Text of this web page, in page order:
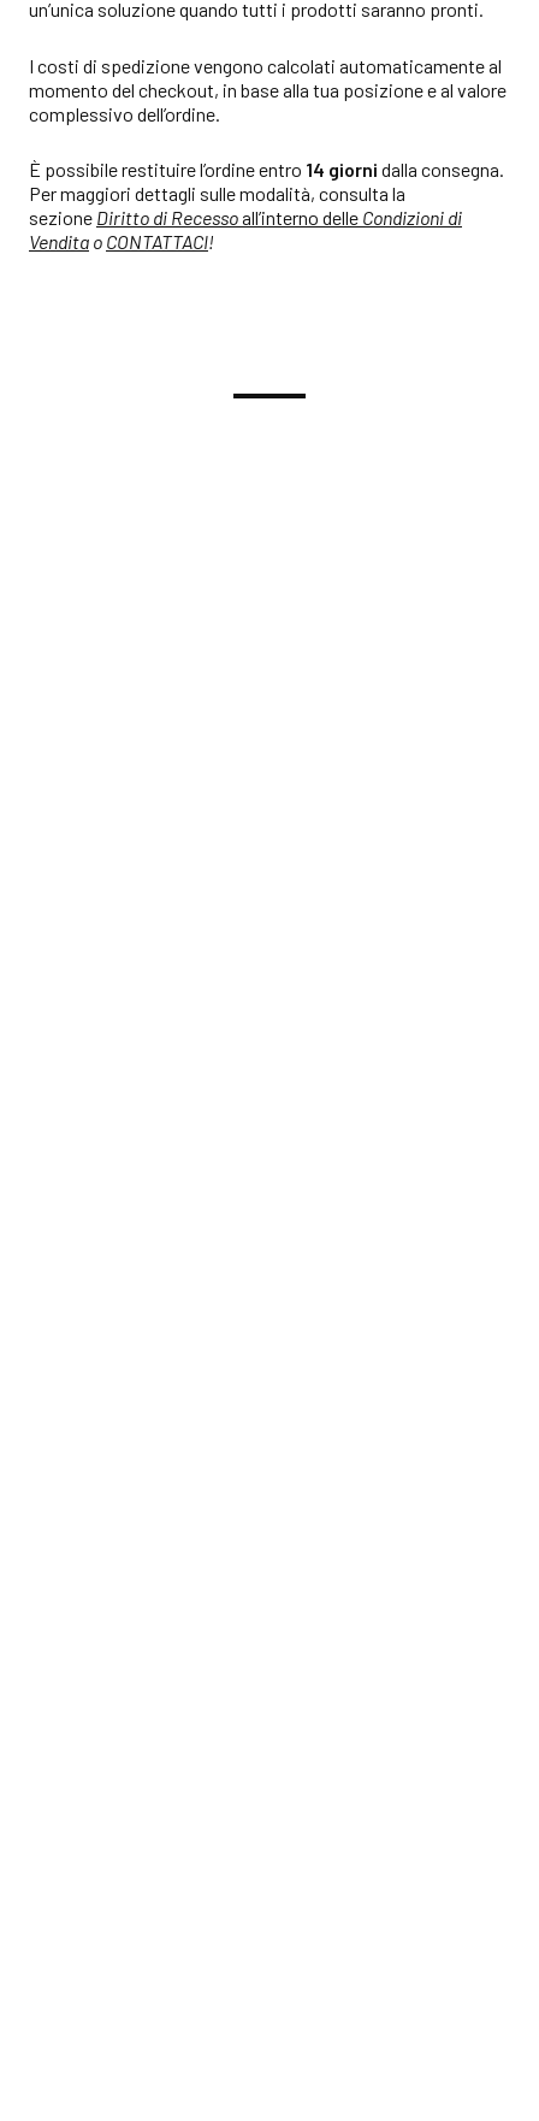
un’unica soluzione quando tutti i prodotti saranno pronti.
I costi di spedizione vengono calcolati automaticamente al
momento del checkout, in base alla tua posizione e al valore
complessivo dell’ordine.
È possibile restituire l’ordine entro 14 giorni dalla consegna.
Per maggiori dettagli sulle modalità, consulta la
sezione Diritto di Recessoall’interno delle Condizioni di
Vendita o CONTATTACI!